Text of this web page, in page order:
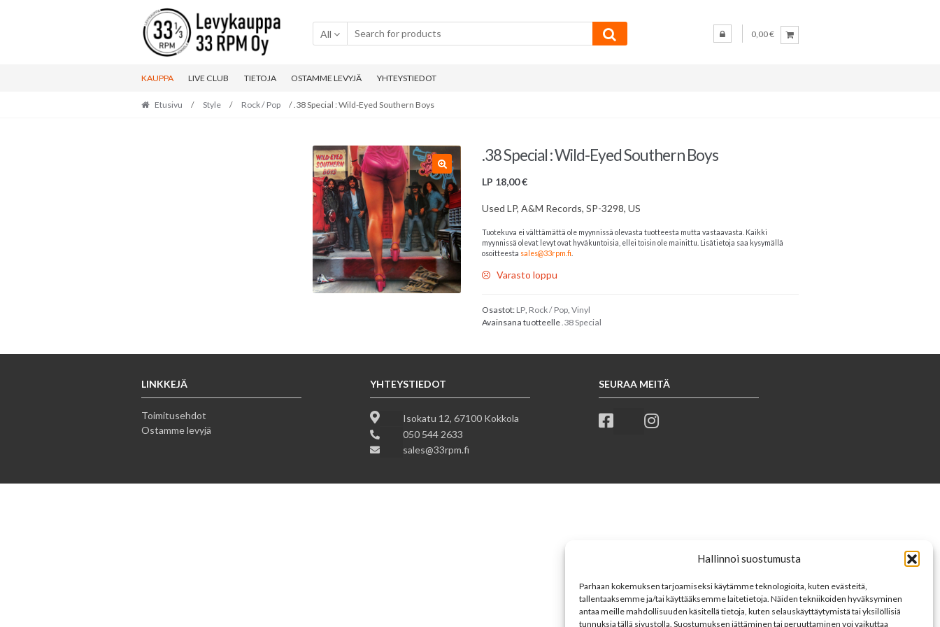
Hallinnoi suostumusta
Parhaan kokemuksen tarjoamiseksi käytämme teknologioita, kuten evästeitä,
tallentaaksemme ja/tai käyttääksemme laitetietoja. Näiden tekniikoiden hyväksyminen
antaa meille mahdollisuuden käsitellä tietoja, kuten selauskäyttäytymistä tai yksilöllisiä
tunnuksia tällä sivustolla. Suostumuksen jättäminen tai peruuttaminen voi vaikuttaa
to
navigation
to
content
All 0,00 €
KAUPPA LIVE CLUB TIETOJA OSTAMME LEVYJÄ YHTEYSTIEDOT
Etusivu / Style / Rock / Pop / .38 Special : Wild-Eyed Southern Boys
.38 Special : Wild-Eyed Southern Boys
LP 18,00€
Used LP, A&M Records, SP-3298, US
Tuotekuva ei välttämättä ole myynnissä olevasta tuotteesta mutta vastaavasta. Kaikki
myynnissä olevat levyt ovat hyväkuntoisia, ellei toisin ole mainittu. Lisätietoja saa kysymällä
osoitteesta sales@33rpm.fi
Varasto loppu
Osastot: LP, Rock / Pop, Vinyl
Avainsana tuotteelle .38 Special
LINKKEJÄ
Toimitusehdot
Ostamme levyjä
YHTEYSTIEDOT
Isokatu 12, 67100 Kokkola
050 544 2633
sales@33rpm.fi
SEURAA MEITÄ